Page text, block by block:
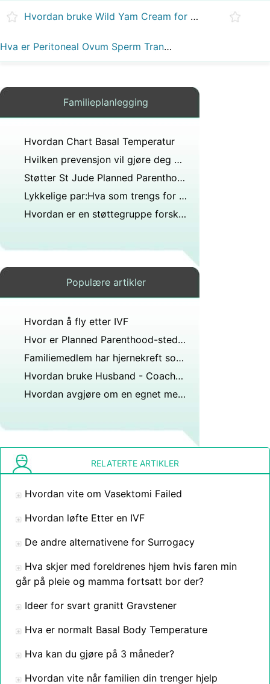
Hvordan bruke Wild Yam Cream for Prevensjon
Hva er Peritoneal Ovum Sperm Transfer
Familieplanlegging
Hvordan Chart Basal Temperatur
Hvilken prevensjon vil gjøre deg opp i vekt ?
Støtter St Jude Planned Parenthood?
Lykkelige par:Hva som trengs for å være ett
Hvordan er en støttegruppe forskjellig fra familierådgivning?
Populære artikler
Hvordan å fly etter IVF
Hvor er Planned Parenthood-steder i Texas?
Familiemedlem har hjernekreft som ikke kan kureres, hva kan du forvente som omsorgsperson?
Hvordan bruke Husband - Coached Fødsel Teknikker
Hvordan avgjøre om en egnet metode for prevensjon
RELATERTE ARTIKLER
Hvordan vite om Vasektomi Failed
Hvordan løfte Etter en IVF
De andre alternativene for Surrogacy
Hva skjer med foreldrenes hjem hvis faren min
går på pleie og mamma fortsatt bor der?
Ideer for svart granitt Gravstener
Hva er normalt Basal Body Temperature
Hva kan du gjøre på 3 måneder?
Hvordan vite når familien din trenger hjelp